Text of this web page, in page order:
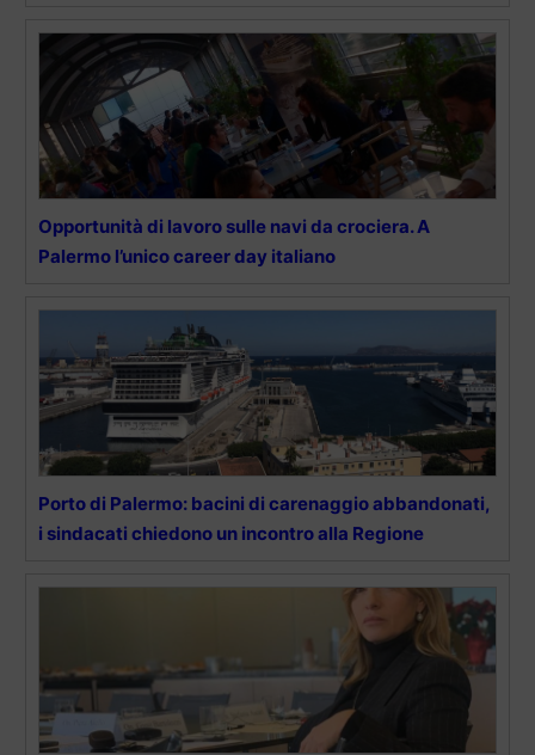
Opportunità di lavoro sulle navi da crociera. A
Palermo l’unico career day italiano
Porto di Palermo: bacini di carenaggio abbandonati,
i sindacati chiedono un incontro alla Regione